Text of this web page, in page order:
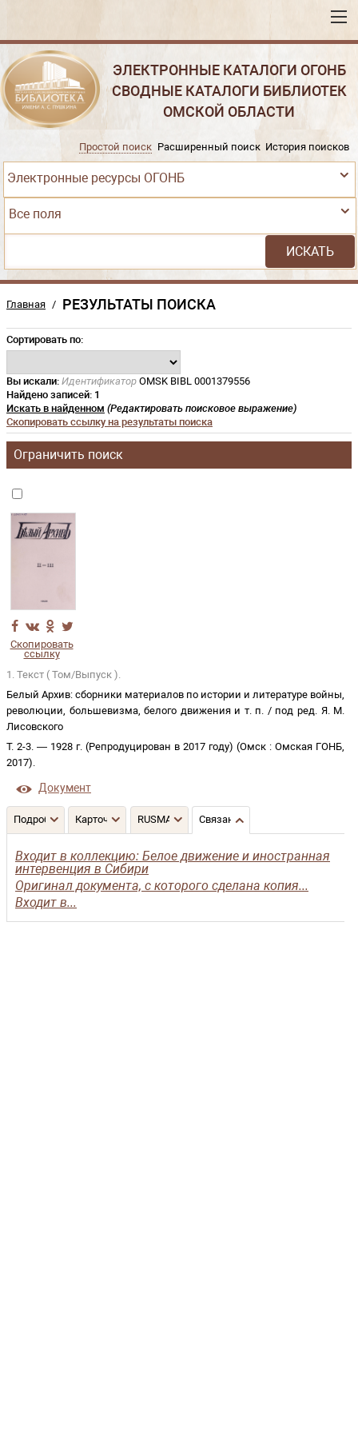
ЭЛЕКТРОННЫЕ КАТАЛОГИ ОГОНБ
СВОДНЫЕ КАТАЛОГИ БИБЛИОТЕК
ОМСКОЙ ОБЛАСТИ
Электронные ресурсы ОГОНБ
Простой поиск Расширенный поиск История поисков
Все поля
Главная / РЕЗУЛЬТАТЫ ПОИСКА
Сортировать по:
Вы искали: Идентификатор OMSK BIBL 0001379556
Найдено записей: 1
Искать в найденном (Редактировать поисковое выражение)
Скопировать ссылку на результаты поиска
Ограничить поиск
Скопировать
ссылку
1. Текст ( Том/Выпуск ).
Белый Архив: сборники материалов по истории и литературе войны,
революции, большевизма, белого движения и т. п. / под ред. Я. М.
Лисовского
Т. 2-3. — 1928 г. (Репродуцирован в 2017 году)(Омск : Омская ГОНБ,
2017).
Документ
Подробнее Карточка RUSMARC Связанные записи
Входит в коллекцию: Белое движение и иностранная
интервенция в Сибири
Оригинал документа, с которого сделана копия...
Входит в...